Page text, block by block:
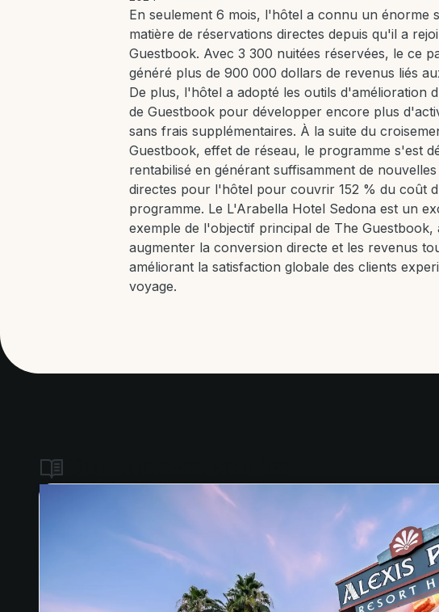
En seulement 6 mois, l'hôtel a connu un énorme
matière de réservations directes depuis qu'il a
Guestbook. Avec 3 300 nuitées réservées, le ce
généré plus de 900 000 dollars de revenus liés
De plus, l'hôtel a adopté les outils d'amélioration
de Guestbook pour développer encore plus
sans frais supplémentaires. À la suite du
Guestbook, effet de réseau, le programme s'est
rentabilisé en générant suffisamment de
directes pour l'hôtel pour couvrir 152 % du coût
programme. Le L'Arabella Hotel Sedona est un
exemple de l'objectif principal de The Guestbook,
augmenter la conversion directe et les revenus
améliorant la satisfaction globale des clients
voyage.